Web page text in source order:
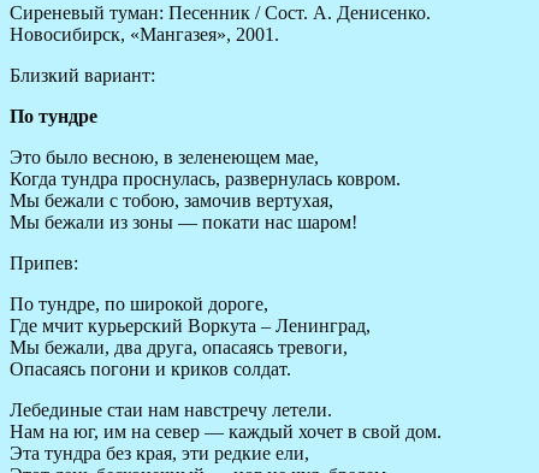
Сиреневый туман: Песенник / Сост. А. Денисенко.
Новосибирск, «Мангазея», 2001.
Близкий вариант:
По тундре
Это было весною, в зеленеющем мае,
Когда тундра проснулась, развернулась ковром.
Мы бежали с тобою, замочив вертухая,
Мы бежали из зоны — покати нас шаром!
Припев:
По тундре, по широкой дороге,
Где мчит курьерский Воркута – Ленинград,
Мы бежали, два друга, опасаясь тревоги,
Опасаясь погони и криков солдат.
Лебединые стаи нам навстречу летели.
Нам на юг, им на север — каждый хочет в свой дом.
Эта тундра без края, эти редкие ели,